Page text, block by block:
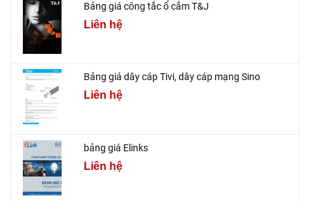
Bảng giá công tắc ổ cắm T&J
Liên hệ
Bảng giá dây cáp Tivi, dây cáp mạng Sino
Liên hệ
bảng giá Elinks
Liên hệ